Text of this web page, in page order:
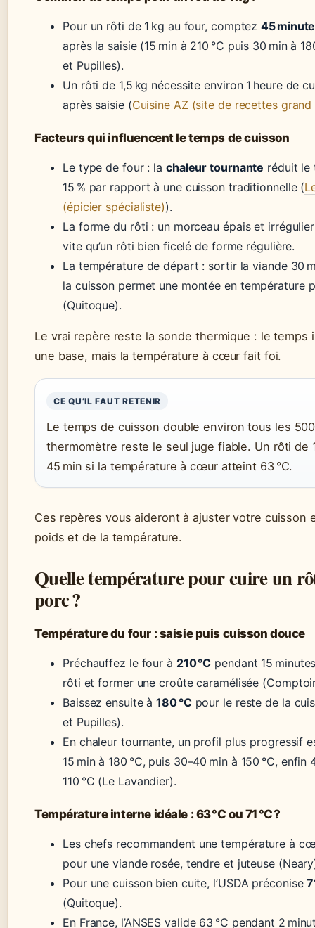
Pour un rôti de 1 kg au four, comptez45
après la saisie (15 min à 210 °C puis 30 min à
et Pupilles).
Un rôti de 1,5 kg nécessite environ 1 heure de
après saisie (Cuisine AZ (site de recettes
Facteurs qui influencent le temps de cuisson
Le type de four : la chaleur tournante réduit le
15 % par rapport à une cuisson traditionnelle (
(épicier spécialiste)).
La forme du rôti : un morceau épais et
vite qu’un rôti bien ficelé de forme régulière.
La température de départ : sortir la viande 30
la cuisson permet une montée en température
(Quitoque).
Le vrai repère reste la sonde thermique : le temps
une base, mais la température à cœur fait foi.
CE QU’IL FAUT RETENIR
Le temps de cuisson double environ tous les
thermomètre reste le seul juge fiable. Un rôti de
45 min si la température à cœur atteint 63 °C.
Ces repères vous aideront à ajuster votre cuisson
poids et de la température.
Quelle température pour cuire un
porc ?
Température du four : saisie puis cuisson douce
Préchauffez le four à 210 °C pendant 15
rôti et former une croûte caramélisée
Baissez ensuite à180 °Cpour le reste de la
et Pupilles).
En chaleur tournante, un profil plus progressif
15 min à 180 °C, puis 30–40 min à 150 °C, enfin
110 °C (Le Lavandier).
Température interne idéale : 63 °C ou 71 °C ?
Les chefs recommandent une température à
pour une viande rosée, tendre et juteuse
Pour une cuisson bien cuite, l’USDA préconise
(Quitoque).
En France, l’ANSES valide 63 °C pendant 2